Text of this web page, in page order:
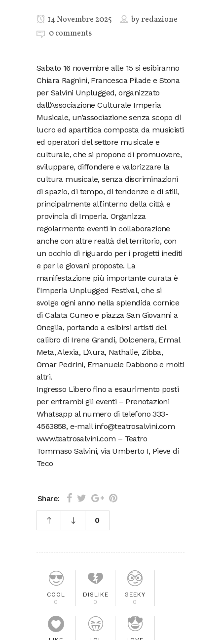
14 Novembre 2025 byredazione
0 comments
Sabato 16 novembre alle 15 si esibiranno
Chiara Ragnini, Francesca Pilade e Stona
per Salvini Unplugged, organizzato
dall’Associazione Culturale Imperia
Musicale, un’associazione senza scopo di
lucro ed apartitica composta da musicisti
ed operatori del settore musicale e
culturale, che si propone di promuovere,
sviluppare, diffondere e valorizzare la
cultura musicale, senza discriminazioni
di spazio, di tempo, di tendenze e di stili,
principalmente all’interno della città e
provincia di Imperia. Organizza
regolarmente eventi in collaborazione
anche con altre realtà del territorio, con
un occhio di riguardo per i progetti inediti
e per le giovani proposte. La
manifestazione più importante curata è
l’Imperia Unplugged Festival, che si
svolge ogni anno nella splendida cornice
di Calata Cuneo e piazza San Giovanni a
Oneglia, portando a esibirsi artisti del
calibro di Irene Grandi, Dolcenera, Ermal
Meta, Alexia, L’Aura, Nathalie, Zibba,
Omar Pedrini, Emanuele Dabbono e molti
altri.
Ingresso Libero fino a esaurimento posti
per entrambi gli eventi – Prenotazioni
Whatsapp al numero di telefono 333-
4563858, e-mail info@teatrosalvini.com
www.teatrosalvini.com – Teatro
Tommaso Salvini, via Umberto I, Pieve di
Teco
Share:
0
COOL
0
DISLIKE
0
GEEKY
0